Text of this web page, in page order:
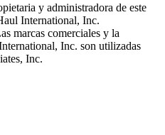
y administradora de este
International, Inc.
marcas comerciales y la
Inc. son utilizadas
Inc.